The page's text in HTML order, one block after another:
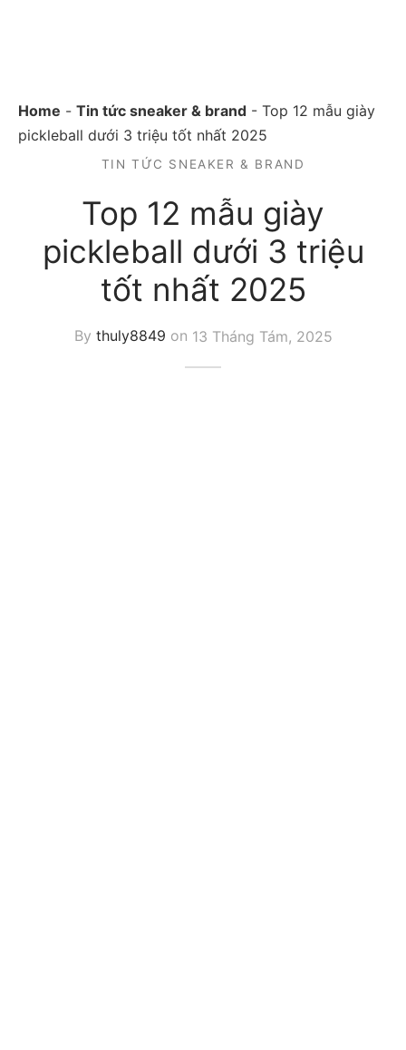
Home - Tin tức sneaker & brand - Top 12 mẫu giày
pickleball dưới 3 triệu tốt nhất 2025
TIN TỨC SNEAKER & BRAND
Top 12 mẫu giày
pickleball dưới 3 triệu
tốt nhất 2025
By thuly8849 on 13 Tháng Tám, 2025